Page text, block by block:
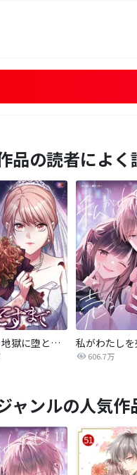
品の読者によ
あなたを地獄に堕とすまで 私がわたし
606.7万
ャンルの人気作